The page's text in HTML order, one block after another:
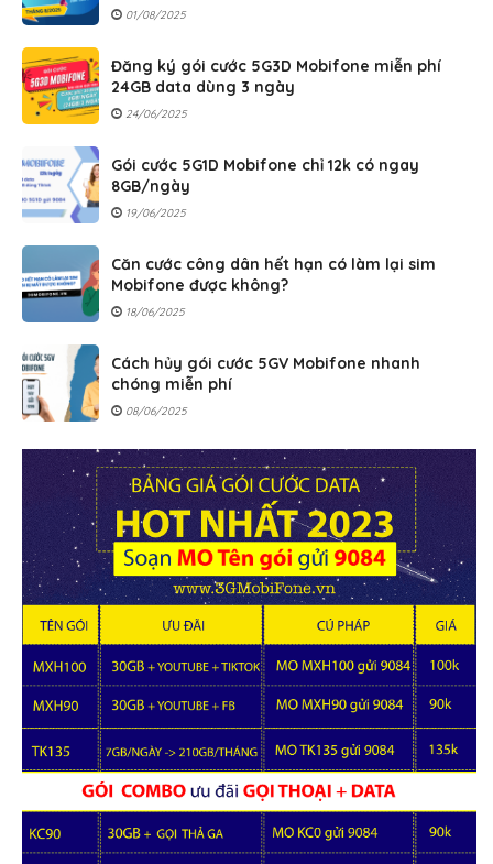
01/08/2025
Đăng ký gói cước 5G3D Mobifone miễn phí
24GB data dùng 3 ngày
24/06/2025
Gói cước 5G1D Mobifone chỉ 12k có ngay
8GB/ngày
19/06/2025
Căn cước công dân hết hạn có làm lại sim
Mobifone được không?
18/06/2025
Cách hủy gói cước 5GV Mobifone nhanh
chóng miễn phí
08/06/2025